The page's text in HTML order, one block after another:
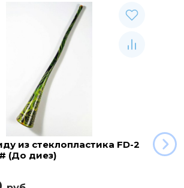
из стеклопластика FD-2
(До диез)